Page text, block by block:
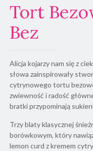
Tort
Bez
Alicja kojarzy nam się z
słowa zainspirowały
cytrynowego tortu
zwiewność i radość
bratki przypominają
Trzy blaty klasycznej
borówkowym, który
lemon curd z kremem